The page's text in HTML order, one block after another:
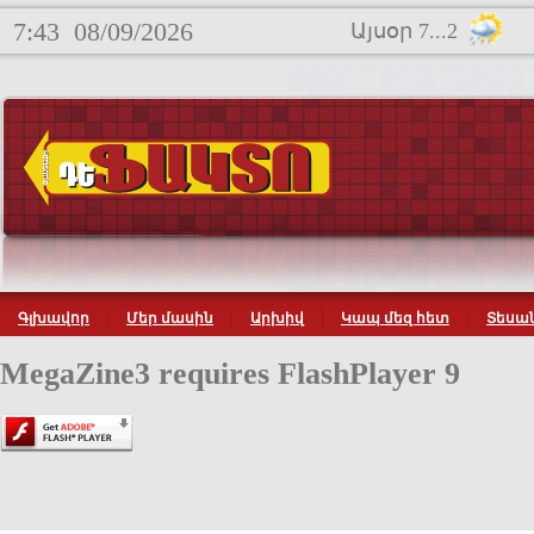
7:43 08/09/2026 Այսօր 7...2
Գլխավոր Մեր մասին Արխիվ Կապ մեզ հետ
MegaZine3 requires FlashPlayer 9